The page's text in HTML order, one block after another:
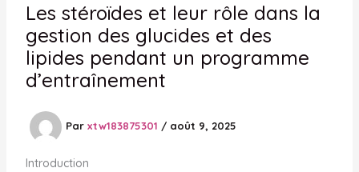
Les stéroïdes et leur rôle dans la
gestion des glucides et des
lipides pendant un programme
d’entraînement
Par xtw183875301 / août 9, 2025
Introduction